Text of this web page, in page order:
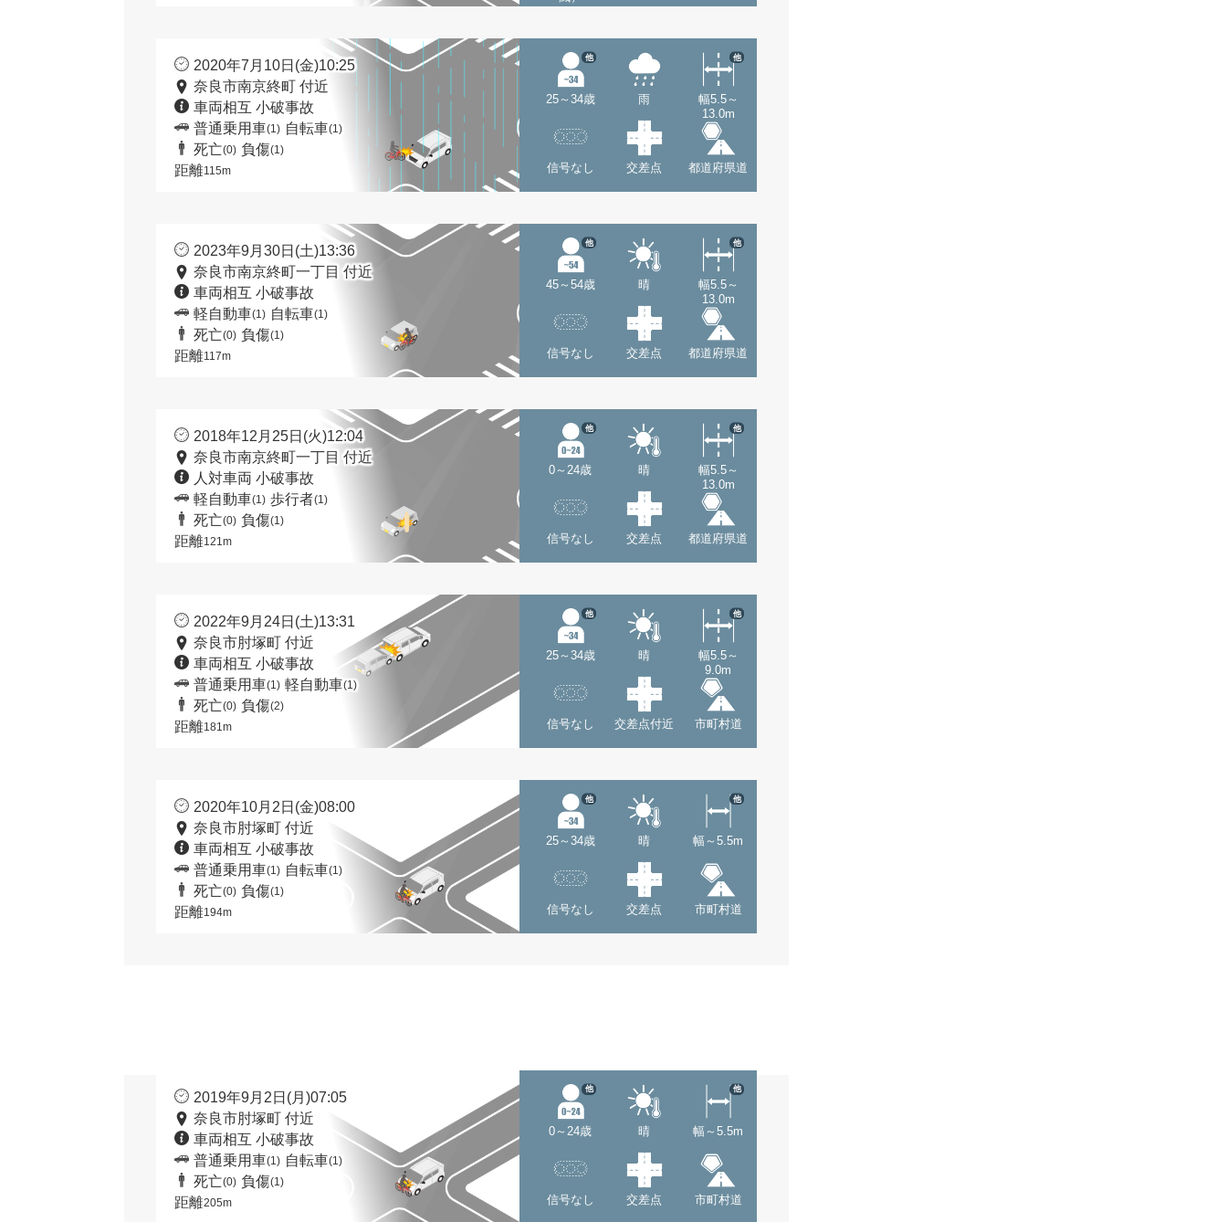
2020年7月10日(金)10:25
奈良市南京終町 付近
車両相互 小破事故
普通乗用車(1) 自転車(1)
死亡(0) 負傷(1)
距離115m
25～34歳
他
雨
幅5.5～
13.0m
他
信号なし 交差点 都道府県道
2023年9月30日(土)13:36
奈良市南京終町一丁目 付近
車両相互 小破事故
軽自動車(1) 自転車(1)
死亡(0) 負傷(1)
距離117m
45～54歳
他
晴
幅5.5～
13.0m
他
信号なし 交差点 都道府県道
2018年12月25日(火)12:04
奈良市南京終町一丁目 付近
人対車両 小破事故
軽自動車(1) 歩行者(1)
死亡(0) 負傷(1)
距離121m
0～24歳
他
晴
幅5.5～
13.0m
他
信号なし 交差点 都道府県道
2022年9月24日(土)13:31
奈良市肘塚町 付近
車両相互 小破事故
普通乗用車(1) 軽自動車(1)
死亡(0) 負傷(2)
距離181m
25～34歳
他
晴
幅5.5～
9.0m
他
信号なし 交差点付近 市町村道
2020年10月2日(金)08:00
奈良市肘塚町 付近
車両相互 小破事故
普通乗用車(1) 自転車(1)
死亡(0) 負傷(1)
距離194m
25～34歳
他
晴 幅～5.5m
他
信号なし 交差点 市町村道
2019年9月2日(月)07:05
奈良市肘塚町 付近
車両相互 小破事故
普通乗用車(1) 自転車(1)
死亡(0) 負傷(1)
距離205m
0～24歳
他
晴 幅～5.5m
他
信号なし 交差点 市町村道